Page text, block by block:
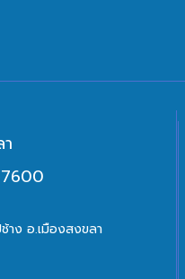
าง อ.เมืองสงขลา